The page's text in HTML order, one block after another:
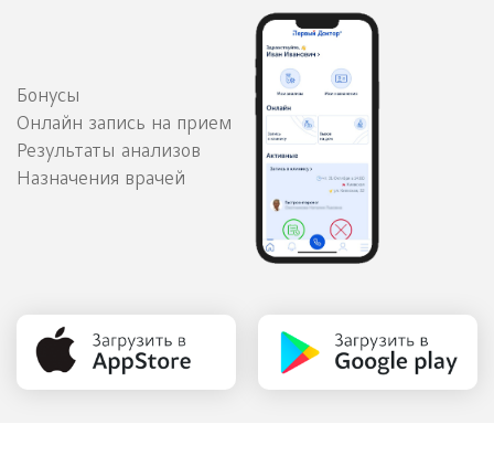
Бонусы
Онлайн запись на прием
Результаты анализов
Назначения врачей